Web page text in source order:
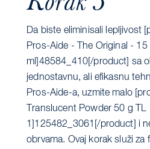
Da biste eliminisali lepljivost
Pros-Aide - The Original - 15
ml]48584_410[/product] sa
jednostavnu, ali efikasnu
Pros-Aide-a, uzmite malo
Translucent Powder 50 g TL
1]125482_3061[/product] i
obrvama. Ovaj korak služi za